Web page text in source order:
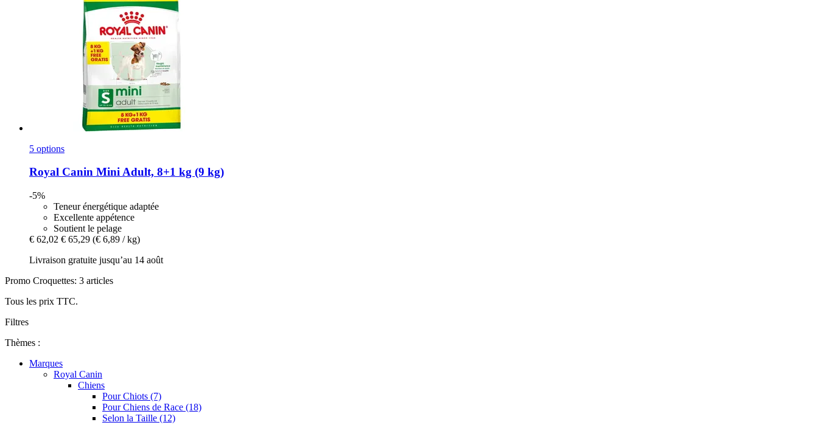
5 options
Royal Canin Mini Adult, 8+1 kg (9 kg)
-5%
Teneur énergétique adaptée
Excellente appétence
Soutient le pelage
€ 62,02 € 65,29 (€ 6,89 / kg)
Livraison gratuite jusqu’au 14 août
Promo Croquettes: 3 articles
Tous les prix TTC.
Filtres
Thèmes :
Marques
Royal Canin
Chiens
Pour Chiots (7)
Pour Chiens de Race (18)
Selon la Taille (12)